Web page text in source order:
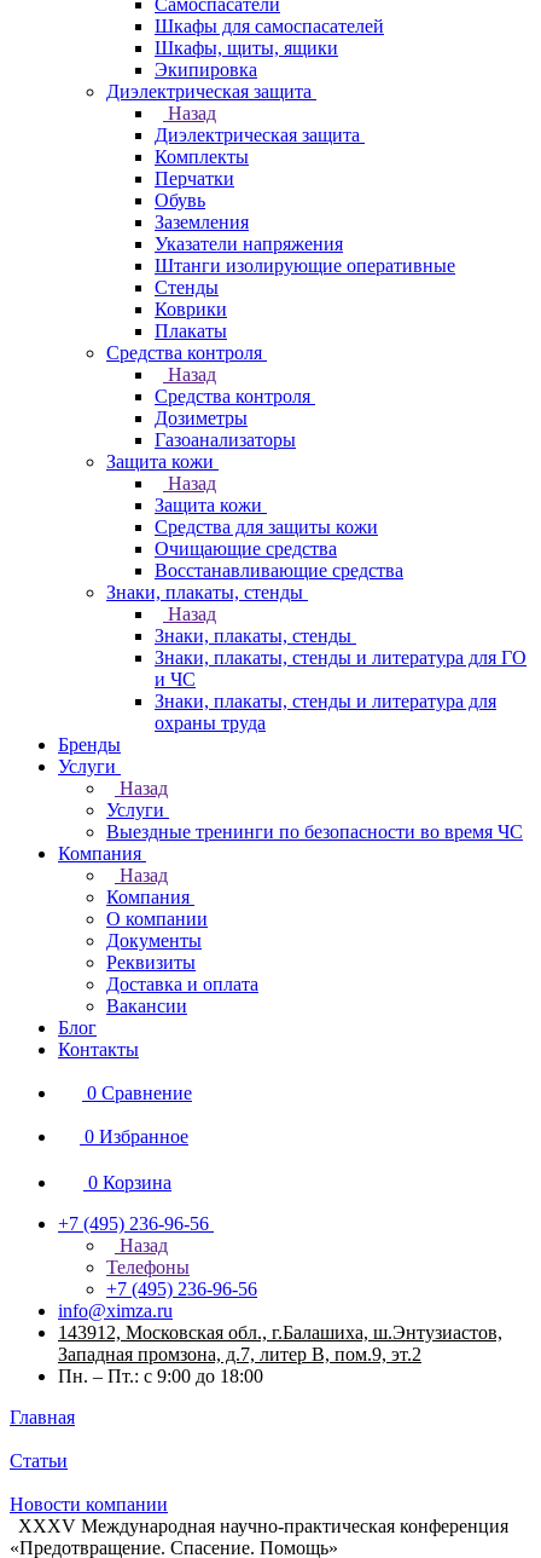
Самоспасатели
Шкафы для самоспасателей
Шкафы, щиты, ящики
Экипировка
Диэлектрическая защита
Назад
Диэлектрическая защита
Комплекты
Перчатки
Обувь
Заземления
Указатели напряжения
Штанги изолирующие оперативные
Стенды
Коврики
Плакаты
Средства контроля
Назад
Средства контроля
Дозиметры
Газоанализаторы
Защита кожи
Назад
Защита кожи
Средства для защиты кожи
Очищающие средства
Восстанавливающие средства
Знаки, плакаты, стенды
Назад
Знаки, плакаты, стенды
Знаки, плакаты, стенды и литература для ГО
и ЧС
Знаки, плакаты, стенды и литература для
охраны труда
Бренды
Услуги
Назад
Услуги
Выездные тренинги по безопасности во время ЧС
Компания
Назад
Компания
О компании
Документы
Реквизиты
Доставка и оплата
Вакансии
Блог
Контакты
0 Сравнение
0 Избранное
0 Корзина
+7 (495) 236-96-56
Назад
Телефоны
+7 (495) 236-96-56
info@ximza.ru
143912, Московская обл., г.Балашиха, ш.Энтузиастов,
Западная промзона, д.7, литер В, пом.9, эт.2
Пн. – Пт.: с 9:00 до 18:00
Главная
Статьи
Новости компании
ХХХV Международная научно-практическая конференция
«Предотвращение. Спасение. Помощь»